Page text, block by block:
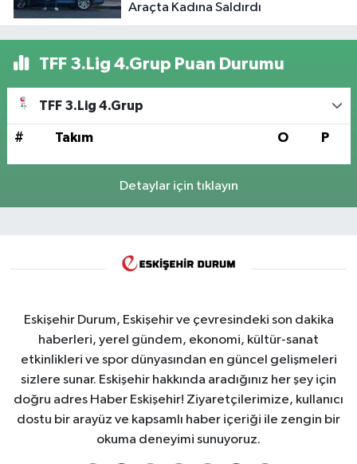
Araçta Kadına Saldırdı
TFF 3.Lig 4.Grup Puan Durumu
TFF 3.Lig 4.Grup
# Takım O P
Detaylar için tıklayın
Eskişehir Durum, Eskişehir ve çevresindeki son dakika
haberleri, yerel gündem, ekonomi, kültür-sanat
etkinlikleri ve spor dünyasından en güncel gelişmeleri
sizlere sunar. Eskişehir hakkında aradığınız her şey için
doğru adres Haber Eskişehir! Ziyaretçilerimize, kullanıcı
dostu bir arayüz ve kapsamlı haber içeriği ile zengin bir
okuma deneyimi sunuyoruz.